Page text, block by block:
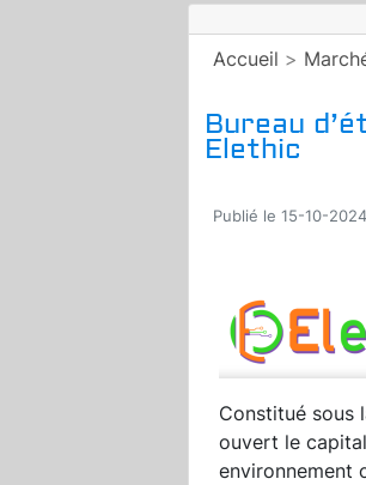
Accueil >
Bureau
Elethic
Publié le 15-10-
Constitué sous
ouvert le
environnement